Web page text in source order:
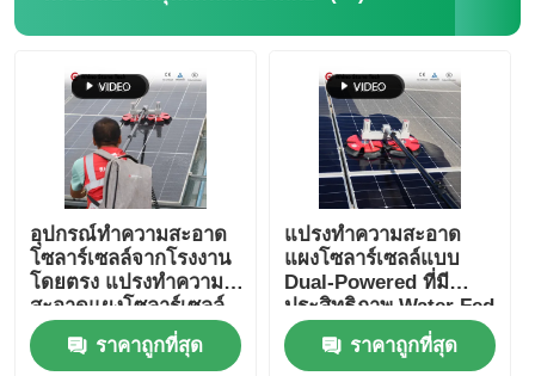
อุปกรณ์ทำความสะอาด
โซลาร์เซลล์จากโรงงาน
โดยตรง แปรงทำความ
สะอาดแผงโซลาร์เซลล์
แบบไฟฟ้า หัวคู่ พร้อม
ด้ามยืดหดได้ราคาถูกที่สุด
แปรงทำความสะอาด
แผงโซลาร์เซลล์แบบ
Dual-Powered ที่มี
ประสิทธิภาพ Water Fed
Pole Spin Cleaning
Brush ราคาถูกที่สุด